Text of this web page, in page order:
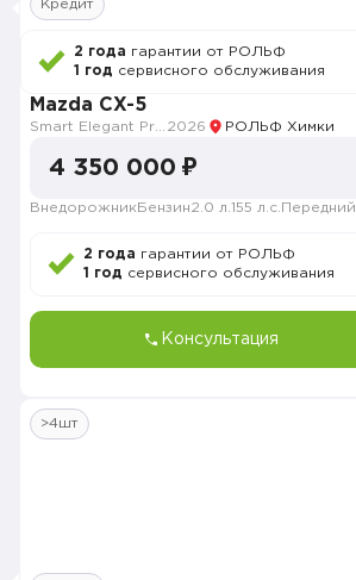
Кредит
2 года гарантии от РОЛЬФ
1 год сервисного обслуживания
Mazda CX-5
2026 РОЛЬФ Химки
4 350 000 ₽
Внедорожник Бензин2.0 л. 155 л.с. Передний
2 года гарантии от РОЛЬФ
1 год сервисного обслуживания
Консультация
>4шт